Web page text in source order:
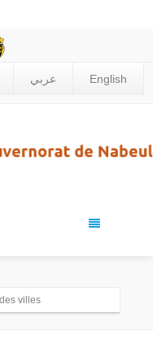
عربي English
villes